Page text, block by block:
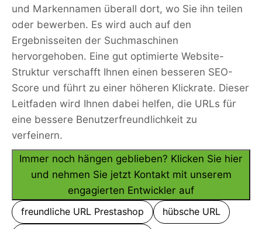
und Markennamen überall dort, wo Sie ihn teilen
oder bewerben. Es wird auch auf den
Ergebnisseiten der Suchmaschinen
hervorgehoben. Eine gut optimierte Website-
Struktur verschafft Ihnen einen besseren SEO-
Score und führt zu einer höheren Klickrate. Dieser
Leitfaden wird Ihnen dabei helfen, die URLs für
eine bessere Benutzerfreundlichkeit zu
verfeinern.
Immer noch hängen geblieben? Klicken Sie hier
und nehmen Sie jetzt Kontakt mit unserem
engagierten Entwickler auf
freundliche URL Prestashop hübsche URL